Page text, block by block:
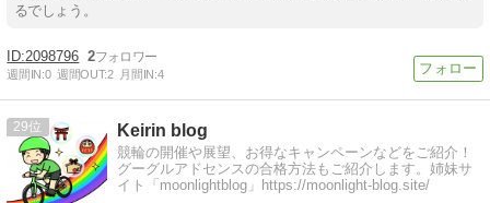
るでしょう。
2098796 2
週間IN:0 週間OUT:2 月間IN:4
29 Keirin blog
競輪の開催や展望、お得なキャンペーンなどをご紹介！
グーグルアドセンスの合格方法もご紹介します。姉妹サ
イト「moonlightblog」https://moonlight-blog.site/